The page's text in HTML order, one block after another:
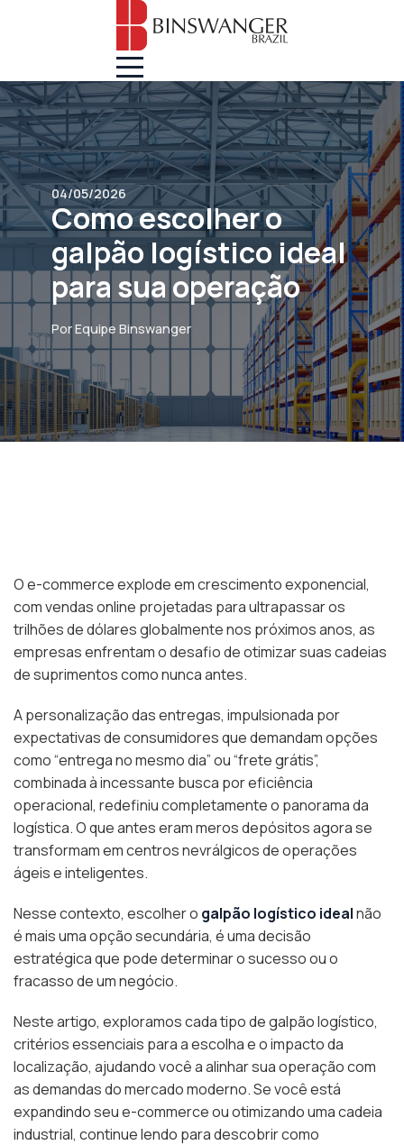
04/05/2026
Como escolher o
galpão logístico ideal
para sua operação
Por Equipe Binswanger
O e-commerce explode em crescimento exponencial,
com vendas online projetadas para ultrapassar os
trilhões de dólares globalmente nos próximos anos, as
empresas enfrentam o desafio de otimizar suas cadeias
de suprimentos como nunca antes.
A personalização das entregas, impulsionada por
expectativas de consumidores que demandam opções
como “entrega no mesmo dia” ou “frete grátis”,
combinada à incessante busca por eficiência
operacional, redefiniu completamente o panorama da
logística. O que antes eram meros depósitos agora se
transformam em centros nevrálgicos de operações
ágeis e inteligentes.
Nesse contexto, escolher o galpão logístico idealnão
é mais uma opção secundária, é uma decisão
estratégica que pode determinar o sucesso ou o
fracasso de um negócio.
Neste artigo, exploramos cada tipo de galpão logístico,
critérios essenciais para a escolha e o impacto da
localização, ajudando você a alinhar sua operação com
as demandas do mercado moderno. Se você está
expandindo seu e-commerce ou otimizando uma cadeia
industrial, continue lendo para descobrir como